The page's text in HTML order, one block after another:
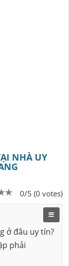
NHÀ UY
0/5 (0 votes)
ở đâu uy tín?
phải